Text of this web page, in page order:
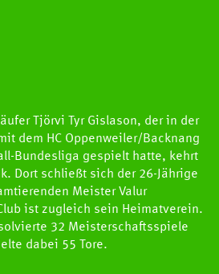
Tjörvi Tyr Gislason, der in der
dem HC Oppenweiler/Backnang
Bundesliga gespielt hatte, kehrt
Dort schließt sich der 26-Jährige
Meister Valur
ist zugleich sein Heimatverein.
32 Meisterschaftsspiele
dabei 55 Tore.